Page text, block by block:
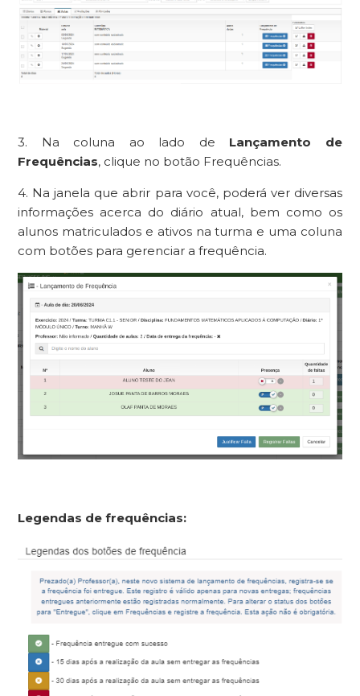
3. Na coluna ao lado de Lançamento de
Frequências, clique no botão Frequências.
4. Na janela que abrir para você, poderá ver diversas
informações acerca do diário atual, bem como os
alunos matriculados e ativos na turma e uma coluna
com botões para gerenciar a frequência.
Legendas de frequências: